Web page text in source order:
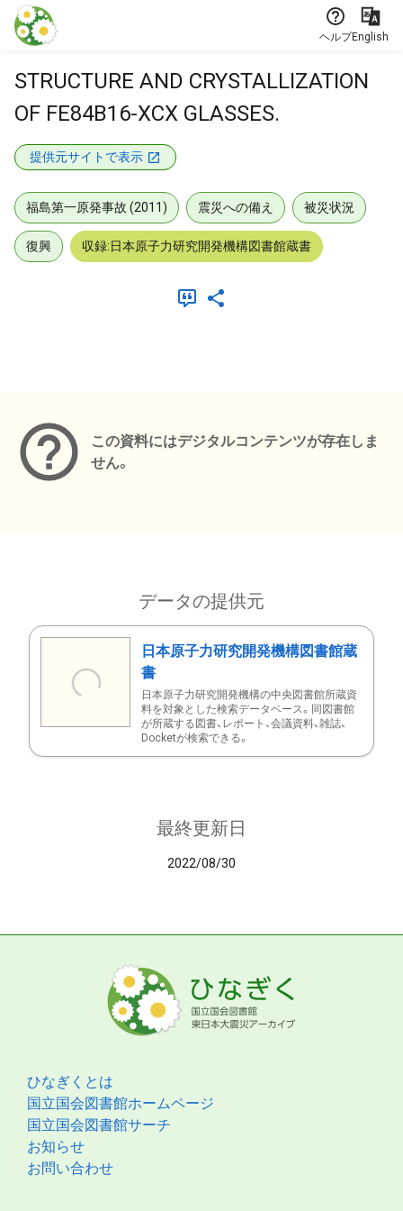
本文に飛ぶ
ヘルプEnglish
STRUCTURE AND CRYSTALLIZATION
OF FE84B16-XCX GLASSES.
提供元サイトで表示
福島第一原発事故 (2011) 震災への備え 被災状況
復興 収録:日本原子力研究開発機構図書館蔵書
この資料にはデジタルコンテンツが存在しま
せん。
データの提供元
日本原子力研究開発機構図書館蔵
書
日本原子力研究開発機構の中央図書館所蔵資
料を対象とした検索データベース。同図書館
が所蔵する図書、レポート、会議資料、雑誌、
Docketが検索できる。
最終更新日
2022/08/30
ひなぎくとは
国立国会図書館ホームページ
国立国会図書館サーチ
お知らせ
お問い合わせ